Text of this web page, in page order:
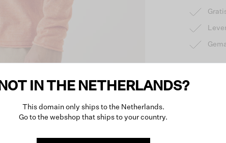
NOT IN THE NETHERLANDS?
This domain only ships to the Netherlands.
Go to the webshop that ships to your country.